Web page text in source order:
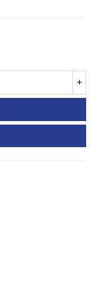
+